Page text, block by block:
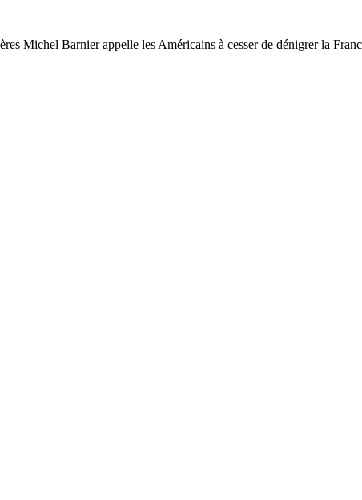
Michel Barnier appelle les Américains à cesser de dénigrer la